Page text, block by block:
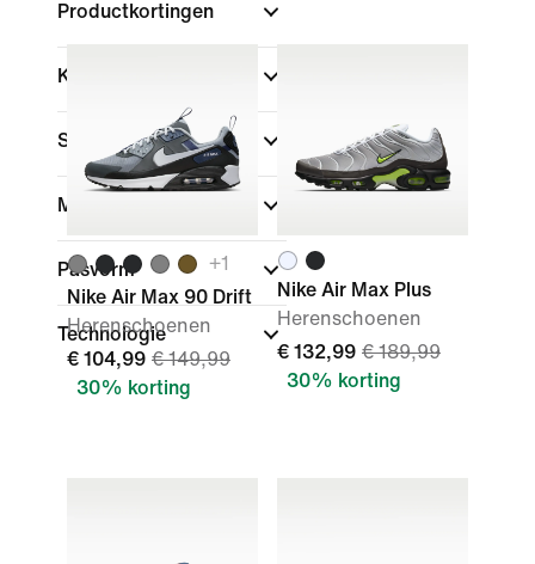
Productkortingen
Kleur
Sport (1)
Merk
Pasvorm
Technologie
+1
Nike Air Max 90 Drift
Herenschoenen
€ 104,99 € 149,99
30% korting
Nike Air Max Plus
Herenschoenen
€ 132,99 € 189,99
30% korting